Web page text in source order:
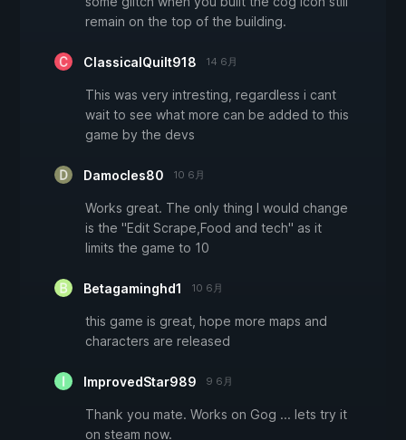
remain on the top of the building.
ClassicalQuilt918 14 6月
This was very intresting, regardless i cant
wait to see what more can be added to this
game by the devs
Damocles80 10 6月
Works great. The only thing I would change
is the "Edit Scrape,Food and tech" as it
limits the game to 10
Betagaminghd1 10 6月
this game is great, hope more maps and
characters are released
ImprovedStar989 9 6月
Thank you mate. Works on Gog ... lets try it
on steam now.